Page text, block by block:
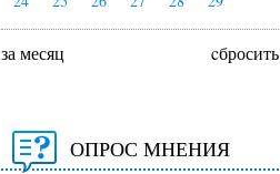
за месяц cбросить
ОПРОС МНЕНИЯ